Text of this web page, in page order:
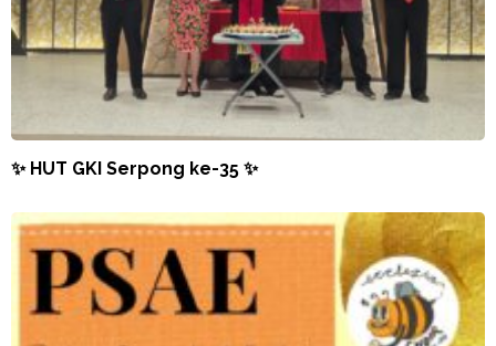
✨ HUT GKI Serpong ke-35 ✨